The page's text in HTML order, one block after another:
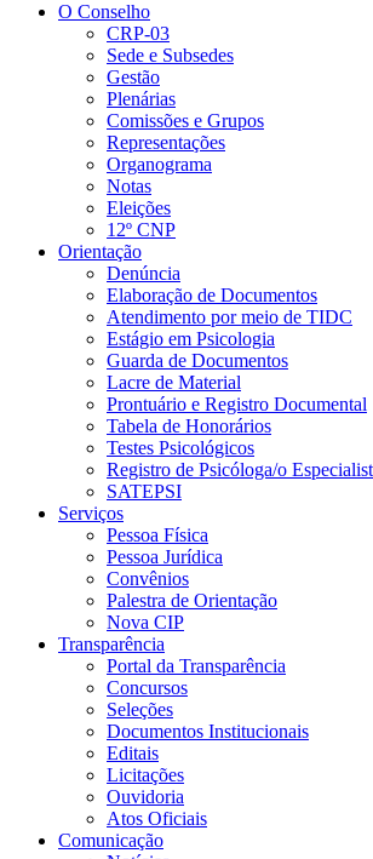
O Conselho
CRP-03
Sede e Subsedes
Gestão
Plenárias
Comissões e Grupos
Representações
Organograma
Notas
Eleições
12º CNP
Orientação
Denúncia
Elaboração de Documentos
Atendimento por meio de TIDC
Estágio em Psicologia
Guarda de Documentos
Lacre de Material
Prontuário e Registro Documental
Tabela de Honorários
Testes Psicológicos
Registro de Psicóloga/o
SATEPSI
Serviços
Pessoa Física
Pessoa Jurídica
Convênios
Palestra de Orientação
Nova CIP
Transparência
Portal da Transparência
Concursos
Seleções
Documentos Institucionais
Editais
Licitações
Ouvidoria
Atos Oficiais
Comunicação